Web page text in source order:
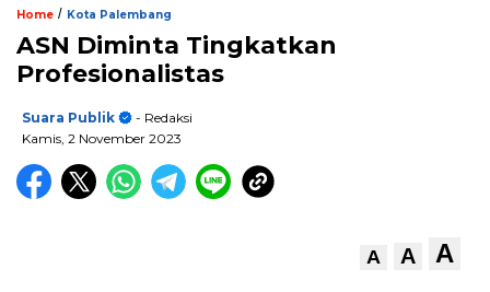
Home / Kota Palembang
ASN Diminta Tingkatkan
Profesionalistas
Suara Publik
- Redaksi
Kamis, 2 November 2023
A A A